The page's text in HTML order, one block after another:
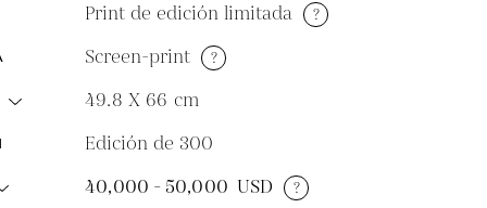
Print de edición limitada ?
Screen-print ?
49.8 X 66 cm
Edición de 300
40,000 - 50,000 USD ?